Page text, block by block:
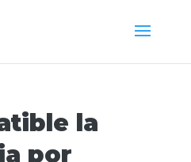
la
por